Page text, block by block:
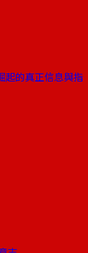
的真正信息與指